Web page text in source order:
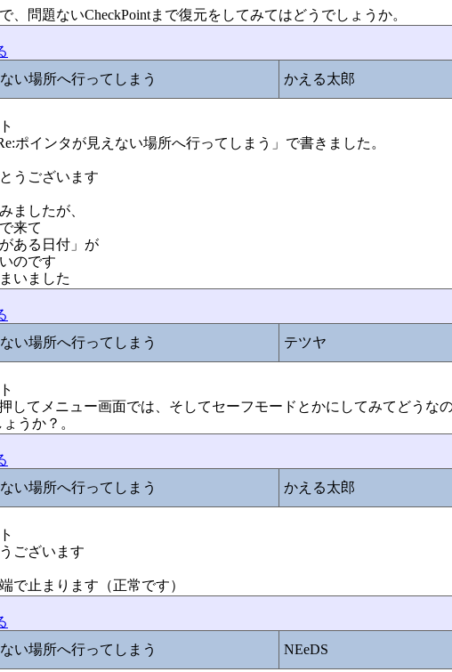
、問題ないCheckPointまで復元をしてみてはどうでしょうか。
い場所へ行ってしまう かえる太郎
ポインタが見えない場所へ行ってしまう」で書きました。
うございます
ましたが、
来て
ある日付」が
のです
いました
い場所へ行ってしまう テツヤ
してメニュー画面では、そしてセーフモードとかにしてみてどうなの
うか？。
い場所へ行ってしまう かえる太郎
ございます
で止まります（正常です）
い場所へ行ってしまう NEeDS